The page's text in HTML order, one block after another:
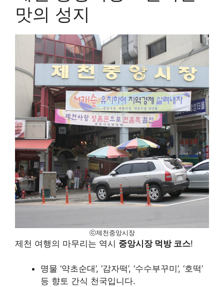
맛의 성지
ⓒ제천중앙시장
제천 여행의 마무리는 역시 중앙시장 먹방 코스!
명물 ‘약초순대’, ‘감자떡’, ‘수수부꾸미’, ‘호떡’
등 향토 간식 천국입니다.